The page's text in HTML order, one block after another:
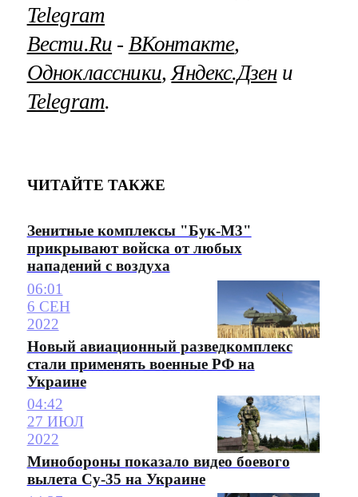
Telegram
Вести.Ru ‐ ВКонтакте,
Одноклассники,Яндекс.Дзени
Telegram.
ЧИТАЙТЕ ТАКЖЕ
Зенитные комплексы "Бук-М3"
прикрывают войска от любых
нападений с воздуха
06:01
6 СЕН
2022
Новый авиационный разведкомплекс
стали применять военные РФ на
Украине
04:42
27 ИЮЛ
2022
Минобороны показало видео боевого
вылета Су-35 на Украине